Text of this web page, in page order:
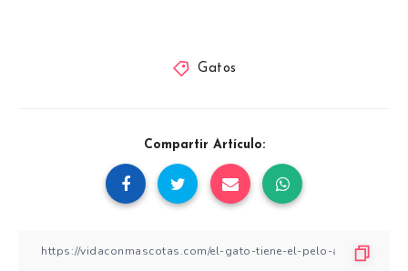
Gatos
Compartir Artículo: